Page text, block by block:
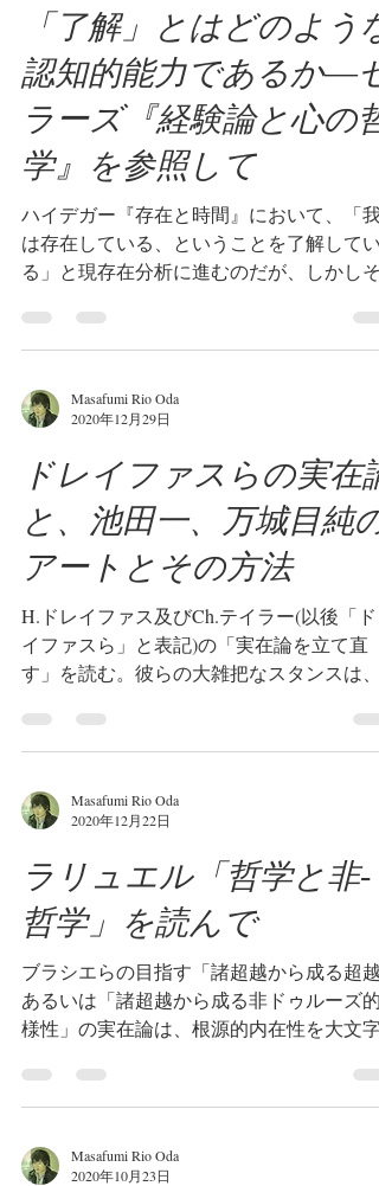
「了解」とはどのような
認知的能力であるか―セ
ラーズ『経験論と心の哲
学』を参照して
ハイデガー『存在と時間』において、「我
は存在している、ということを了解してい
る」と現存在分析に進むのだが、しかしそ
あろうか。この記事ではセラーズの議論を
照しながら、それを明らかにしたい。...
Masafumi Rio Oda
2020年12月29日
ドレイファスらの実在論
と、池田一、万城目純の
アートとその方法
H.ドレイファス及びCh.テイラー(以後「ド
イファスら」と表記)の「実在論を立て直
す」を読む。彼らの大雑把なスタンスは、
的興味を惹くものではない。ここでは、私
哲学と絡め、またアーティスト池田一およ
万城目純の方法の特異性について...
Masafumi Rio Oda
2020年12月22日
ラリュエル「哲学と非-
哲学」を読んで
ブラシエらの目指す「諸超越から成る超越
あるいは「諸超越から成る非ドゥルーズ的
様性」の実在論は、根源的内在性を大文字
が、しかしブラシエは少々強引にも、非-哲
学を己の哲学に積極的に取り入れようとし
いる。...
Masafumi Rio Oda
2020年10月23日